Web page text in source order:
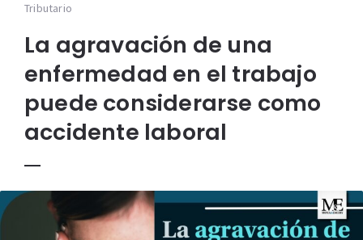
Tributario
La agravación de una
enfermedad en el trabajo
puede considerarse como
accidente laboral